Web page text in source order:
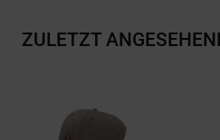
ZULETZT